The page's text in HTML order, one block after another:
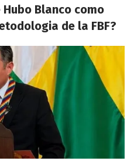
Blanco como
de la FBF?